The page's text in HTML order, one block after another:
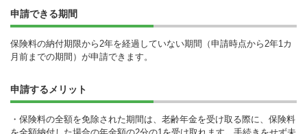
申請できる期間
保険料の納付期限から2年を経過していない期間（申請時点から2年1カ
月前までの期間）が申請できます。
申請するメリット
・保険料の全額を免除された期間は、老齢年金を受け取る際に、保険料